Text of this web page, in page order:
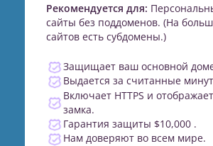
Рекомендуется для:
сайты без поддоменов. (На
сайтов есть субдомены.)
Защищает ваш основной
Выдается за считанные
Включает HTTPS и
замка.
Гарантия защиты $10,000 .
Нам доверяют во всем мире.